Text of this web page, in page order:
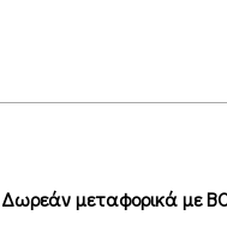
Δωρεάν μεταφορικά με